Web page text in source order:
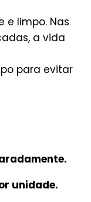
e limpo. Nas
a vida
para evitar
unidade.